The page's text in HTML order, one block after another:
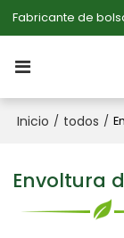
Inicio / todos /
Envoltura